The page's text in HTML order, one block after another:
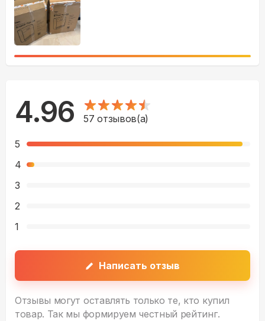
4.96 57 отзывов(а)
5
4
3
2
1
Написать отзыв
Отзывы могут оставлять только те, кто купил
товар. Так мы формируем честный рейтинг.